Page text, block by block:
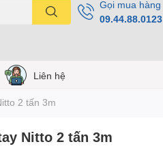
Gọi mua hàng
09.44.88.0123
Liên hệ
2 tấn 3m
Nitto 2 tấn 3m